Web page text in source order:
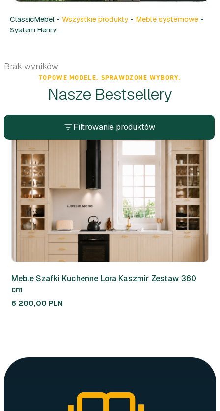
ClassicMebel - Wszystkie produkty - Meble systemowe -
System Henry
Filtrowanie produktów
Brak wyników
TOPOWE MODELE. SPRAWDZONE WYBORY.
Nasze Bestsellery
Meble Szafki Kuchenne Lora Kaszmir Zestaw 360
cm
6 200,00 PLN